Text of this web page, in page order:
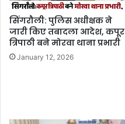
सिंगरौली: पुलिस अधीक्षक ने
जारी किए तबादला आदेश, कपूर
त्रिपाठी बने मोरवा थाना प्रभारी
January 12, 2026